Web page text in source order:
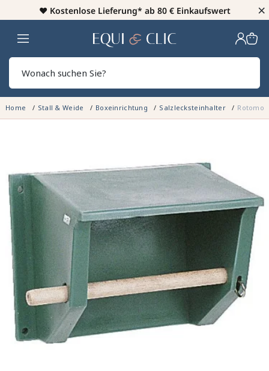
♥️ Kostenlose Lieferung* ab 80 € Einkaufswert ×
Heim
Home Stall & Weide Boxeinrichtung Salzlecksteinhalter